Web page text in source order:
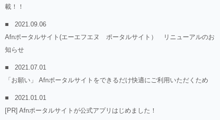
載！！
2021.09.06
Afnポータルサイト(エーエフエヌ ポータルサイト） リニューアルのお
知らせ
2021.07.01
「お願い」 Afnポータルサイトをできるだけ快適にご利用いただくため
2021.01.01
[PR] Afnポータルサイトが公式アプリはじめました！